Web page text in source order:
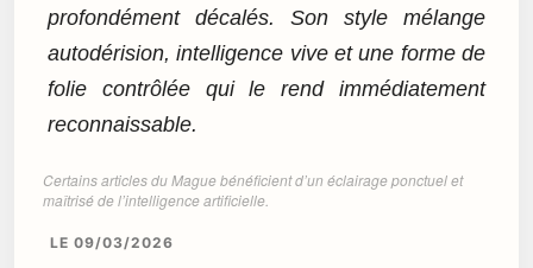
profondément décalés. Son style mélange
autodérision, intelligence vive et une forme de
folie contrôlée qui le rend immédiatement
reconnaissable.
Certains articles du Mague bénéficient d’un éclairage ponctuel et
maîtrisé de l’intelligence artificielle.
LE 09/03/2026